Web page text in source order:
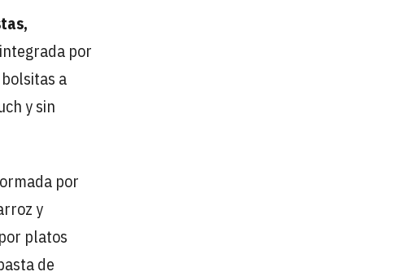
por
a
y sin
por
y
platos
de